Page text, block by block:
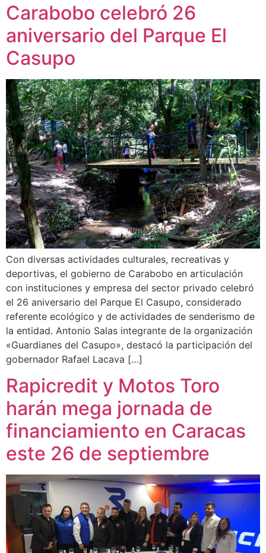
Carabobo celebró 26
aniversario del Parque El
Casupo
Con diversas actividades culturales, recreativas y
deportivas, el gobierno de Carabobo en articulación
con instituciones y empresa del sector privado celebró
el 26 aniversario del Parque El Casupo, considerado
referente ecológico y de actividades de senderismo de
la entidad. Antonio Salas integrante de la organización
«Guardianes del Casupo», destacó la participación del
gobernador Rafael Lacava […]
Rapicredit y Motos Toro
harán mega jornada de
financiamiento en Caracas
este 26 de septiembre